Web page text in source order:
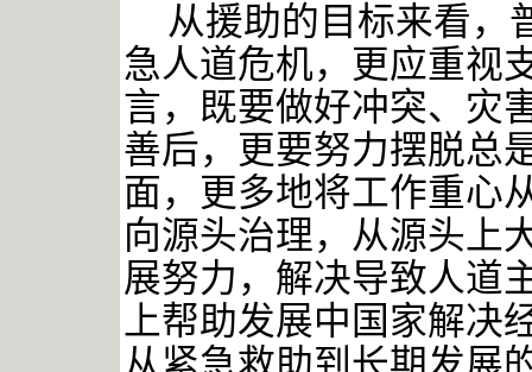
从援助的目标来看，
急人道危机，更应重视
言，既要做好冲突、灾
善后，更要努力摆脱总
面，更多地将工作重心
向源头治理，从源头上
展努力，解决导致人道
上帮助发展中国家解决